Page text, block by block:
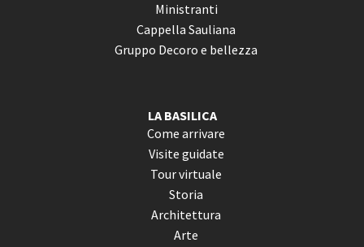
Ministranti
Cappella Sauliana
Gruppo Decoro e bellezza
LA BASILICA
Come arrivare
Visite guidate
Tour virtuale
Storia
Architettura
Arte